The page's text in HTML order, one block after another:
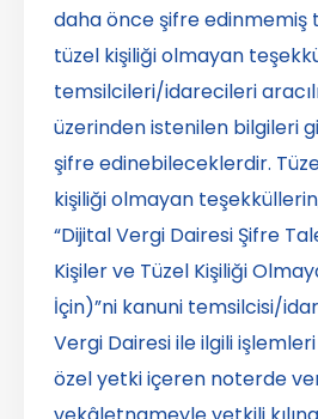
daha önce şifre edinmemiş
tüzel kişiliği olmayan
temsilcileri/idarecileri
üzerinden istenilen bilgileri
şifre edinebileceklerdir.
kişiliği olmayan
“Dijital Vergi Dairesi Şifre
Kişiler ve Tüzel Kişiliği
İçin)”ni kanuni temsilcisi/
Vergi Dairesi ile ilgili
özel yetki içeren noterde